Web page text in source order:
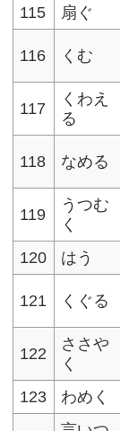
115
扇ぐ
116 くむ
117
くわえ
る
118 なめる
119
うつむ
く
120 はう
121 くぐる
122
ささや
く
123 わめく